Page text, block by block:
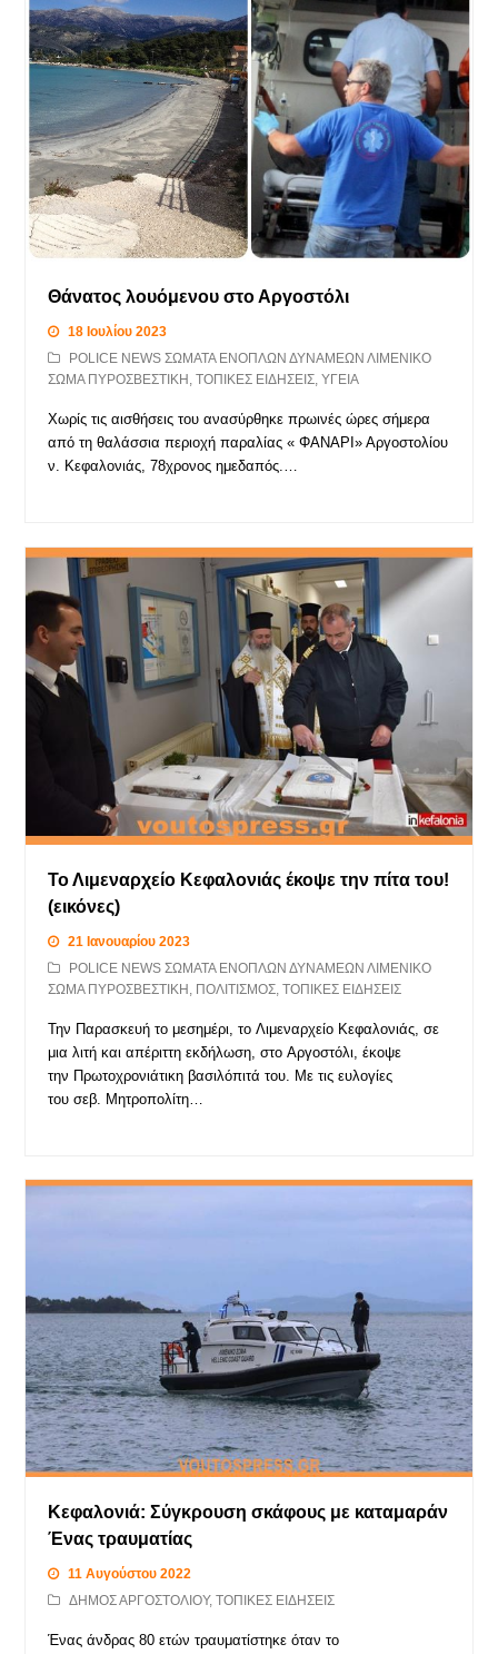
Θάνατος λουόμενου στο Αργοστόλι
18 Ιουλίου 2023
POLICE NEWS ΣΩΜΑΤΑ ΕΝΟΠΛΩΝ ΔΥΝΑΜΕΩΝ ΛΙΜΕΝΙΚΟ
ΣΩΜΑ ΠΥΡΟΣΒΕΣΤΙΚΗ ,ΤΟΠΙΚΕΣ ΕΙΔΗΣΕΙΣ,ΥΓΕΙΑ
Χωρίς τις αισθήσεις του ανασύρθηκε πρωινές ώρες σήμερα
από τη θαλάσσια περιοχή παραλίας « ΦΑΝΑΡΙ» Αργοστολίου
ν. Κεφαλονιάς, 78χρονος ημεδαπός.…
Το Λιμεναρχείο Κεφαλονιάς έκοψε την πίτα του!
(εικόνες)
21 Ιανουαρίου 2023
POLICE NEWS ΣΩΜΑΤΑ ΕΝΟΠΛΩΝ ΔΥΝΑΜΕΩΝ ΛΙΜΕΝΙΚΟ
ΣΩΜΑ ΠΥΡΟΣΒΕΣΤΙΚΗ , ΠΟΛΙΤΙΣΜΟΣ,ΤΟΠΙΚΕΣ ΕΙΔΗΣΕΙΣ
Την Παρασκευή το μεσημέρι, το Λιμεναρχείο Κεφαλονιάς, σε
μια λιτή και απέριττη εκδήλωση, στο Αργοστόλι, έκοψε
την Πρωτοχρονιάτικη βασιλόπιτά του. Με τις ευλογίες
του σεβ. Μητροπολίτη…
Κεφαλονιά: Σύγκρουση σκάφους με καταμαράν
Ένας τραυματίας
11 Αυγούστου 2022
ΔΗΜΟΣ ΑΡΓΟΣΤΟΛΙΟΥ,ΤΟΠΙΚΕΣ ΕΙΔΗΣΕΙΣ
Ένας άνδρας 80 ετών τραυματίστηκε όταν το